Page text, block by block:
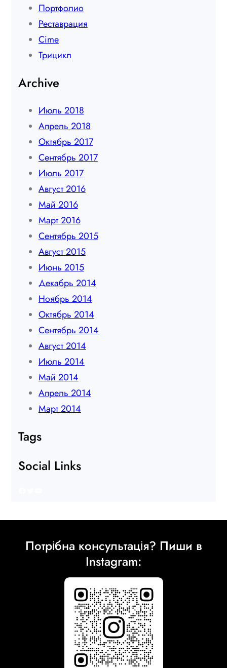
Портфолио
Реставрация
Сime
Трицикл
Archive
Июль 2018
Апрель 2018
Октябрь 2017
Сентябрь 2017
Июль 2017
Август 2016
Май 2016
Март 2016
Сентябрь 2015
Август 2015
Июнь 2015
Декабрь 2014
Ноябрь 2014
Октябрь 2014
Сентябрь 2014
Август 2014
Июль 2014
Май 2014
Апрель 2014
Март 2014
Tags
Social Links
Потрібна консультація? Пиши в
Instagram: